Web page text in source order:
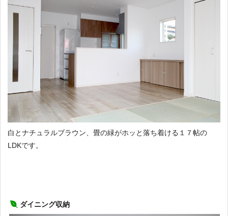
白とナチュラルブラウン、畳の緑がホッと落ち着ける１７帖の
LDKです。
ダイニング収納